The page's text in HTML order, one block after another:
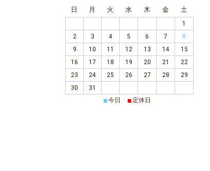
日 月 火 水 木 金
土
1
2
3 4 5 6 7
8
9
10 11 12 13 14
15
16
17 18 19 20 21
22
23
24 25 26 27 28
29
30
31
■今日 ■ 定休日